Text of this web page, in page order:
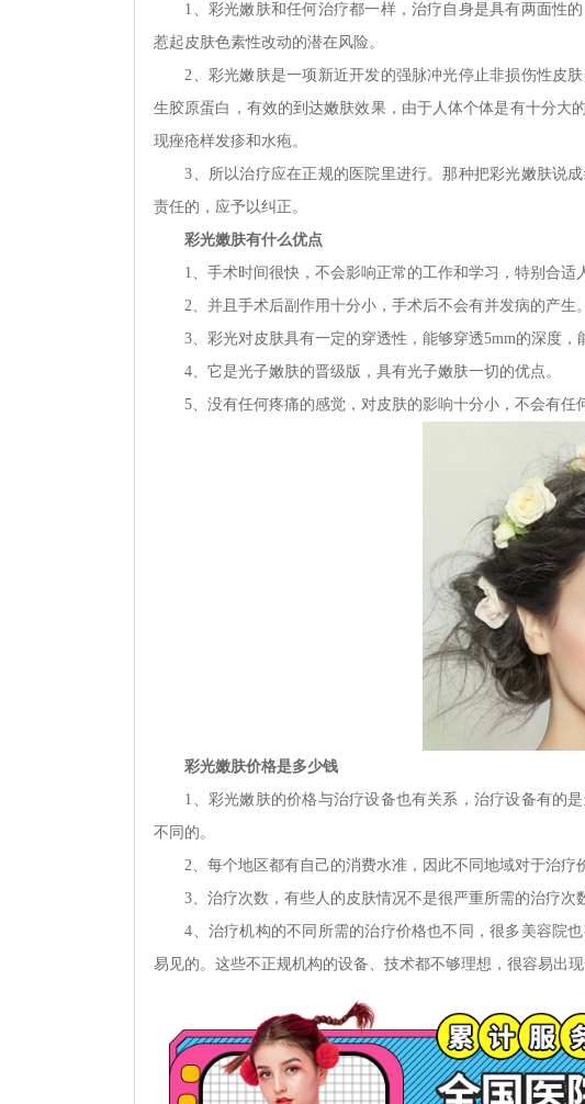
1、彩光嫩肤和任何治疗都一样，治疗自身是具有两面性的
惹起皮肤色素性改动的潜在风险。
2、彩光嫩肤是一项新近开发的强脉冲光停止非损伤性皮肤
生胶原蛋白，有效的到达嫩肤效果，由于人体个体是有十分大
现痤疮样发疹和水疱。
3、所以治疗应在正规的医院里进行。那种把彩光嫩肤说成
责任的，应予以纠正。
彩光嫩肤有什么优点
1、手术时间很快，不会影响正常的工作和学习，特别合适
2、并且手术后副作用十分小，手术后不会有并发病的产生。
3、彩光对皮肤具有一定的穿透性，能够穿透5mm的深度，
4、它是光子嫩肤的晋级版，具有光子嫩肤一切的优点。
5、没有任何疼痛的感觉，对皮肤的影响十分小，不会有任
彩光嫩肤价格是多少钱
1、彩光嫩肤的价格与治疗设备也有关系，治疗设备有的是
不同的。
2、每个地区都有自己的消费水准，因此不同地域对于治疗
3、治疗次数，有些人的皮肤情况不是很严重所需的治疗次
4、治疗机构的不同所需的治疗价格也不同，很多美容院也
易见的。这些不正规机构的设备、技术都不够理想，很容易出